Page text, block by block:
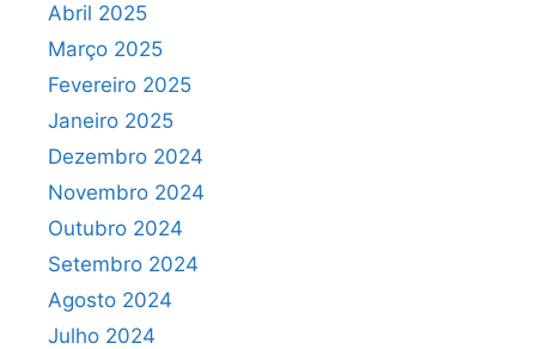
Abril 2025
Março 2025
Fevereiro 2025
Janeiro 2025
Dezembro 2024
Novembro 2024
Outubro 2024
Setembro 2024
Agosto 2024
Julho 2024